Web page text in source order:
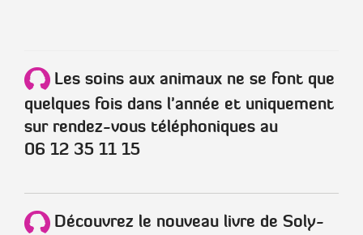
Les soins aux animaux ne se font que
quelques fois dans l'année et uniquement
sur rendez-vous téléphoniques au
06 12 35 11 15
Découvrez le nouveau livre de Soly-